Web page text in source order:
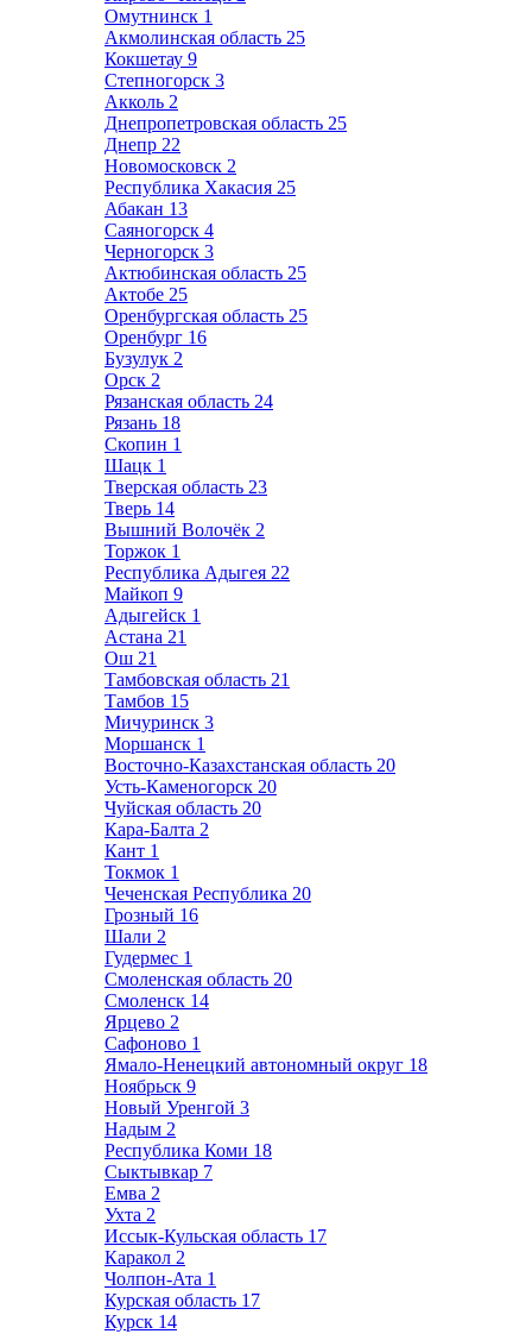
Омутнинск 1
Акмолинская область 25
Кокшетау 9
Степногорск 3
Акколь 2
Днепропетровская область 25
Днепр 22
Новомосковск 2
Республика Хакасия 25
Абакан 13
Саяногорск 4
Черногорск 3
Актюбинская область 25
Актобе 25
Оренбургская область 25
Оренбург 16
Бузулук 2
Орск 2
Рязанская область 24
Рязань 18
Скопин 1
Шацк 1
Тверская область 23
Тверь 14
Вышний Волочёк 2
Торжок 1
Республика Адыгея 22
Майкоп 9
Адыгейск 1
Астана 21
Ош 21
Тамбовская область 21
Тамбов 15
Мичуринск 3
Моршанск 1
Восточно-Казахстанская область 20
Усть-Каменогорск 20
Чуйская область 20
Кара-Балта 2
Кант 1
Токмок 1
Чеченская Республика 20
Грозный 16
Шали 2
Гудермес 1
Смоленская область 20
Смоленск 14
Ярцево 2
Сафоново 1
Ямало-Ненецкий автономный округ 18
Ноябрьск 9
Новый Уренгой 3
Надым 2
Республика Коми 18
Сыктывкар 7
Емва 2
Ухта 2
Иссык-Кульская область 17
Каракол 2
Чолпон-Ата 1
Курская область 17
Курск 14